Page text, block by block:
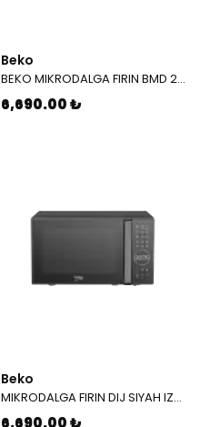
Beko
BEKO MIKRODALGA FIRIN BMD 200 B BEYAZ 8911161200
6,690.00 ₺
Beko
MIKRODALGA FIRIN DIJ SIYAH IZGARALI BMD 211 DS 9205081200
6,690.00 ₺